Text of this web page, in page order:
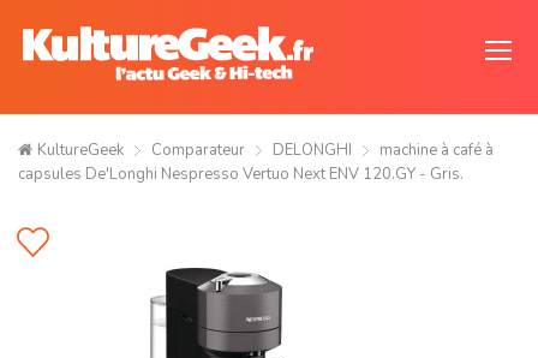
KultureGeek Comparateur DELONGHI
machine à café à
capsules De'Longhi Nespresso Vertuo Next ENV 120.GY - Gris.